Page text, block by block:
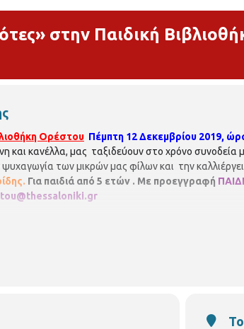
στην Παιδική
Ορέστου Πέμπτη 12 Δεκεμβρίου 2019,
και κανέλλα, μας ταξιδεύουν στο χρόνο
των μικρών μας φίλων και την
Για παιδιά από 5 ετών . Με προεγγραφή